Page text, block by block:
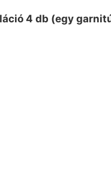
4 db (egy